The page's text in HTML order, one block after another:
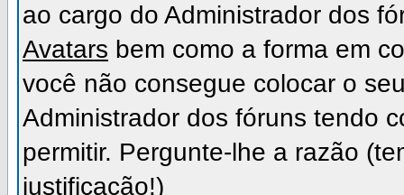
ao cargo do Administrador dos
Avatars bem como a forma em
você não consegue colocar o
Administrador dos fóruns tendo
permitir. Pergunte-lhe a razão
justificação!)